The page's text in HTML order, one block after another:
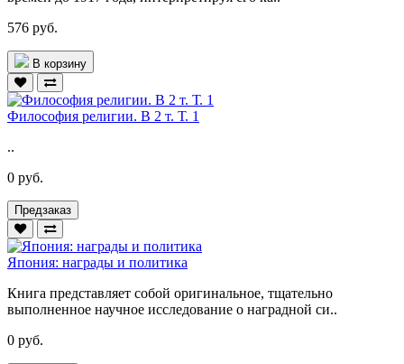
576 руб.
В корзину
Философия религии. В 2 т. Т. 1
..
0 руб.
Предзаказ
Япония: награды и политика
Книга представляет собой оригинальное, тщательно
выполненное научное исследование о наградной си..
0 руб.